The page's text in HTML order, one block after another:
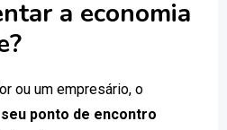
a economia
ou um empresário, o
ponto de encontro